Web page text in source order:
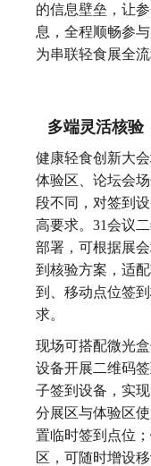
的信息壁垒，让
息，全程顺畅参
为串联轻食展全
多端灵活核验
健康轻食创新大
体验区、论坛会
段不同，对签到
高要求。31会议
部署，可根据展
到核验方案，适
到、移动点位签
求。
现场可搭配微光
设备开展二维码
子签到设备，实
分展区与体验区
置临时签到点位
区，可随时增设